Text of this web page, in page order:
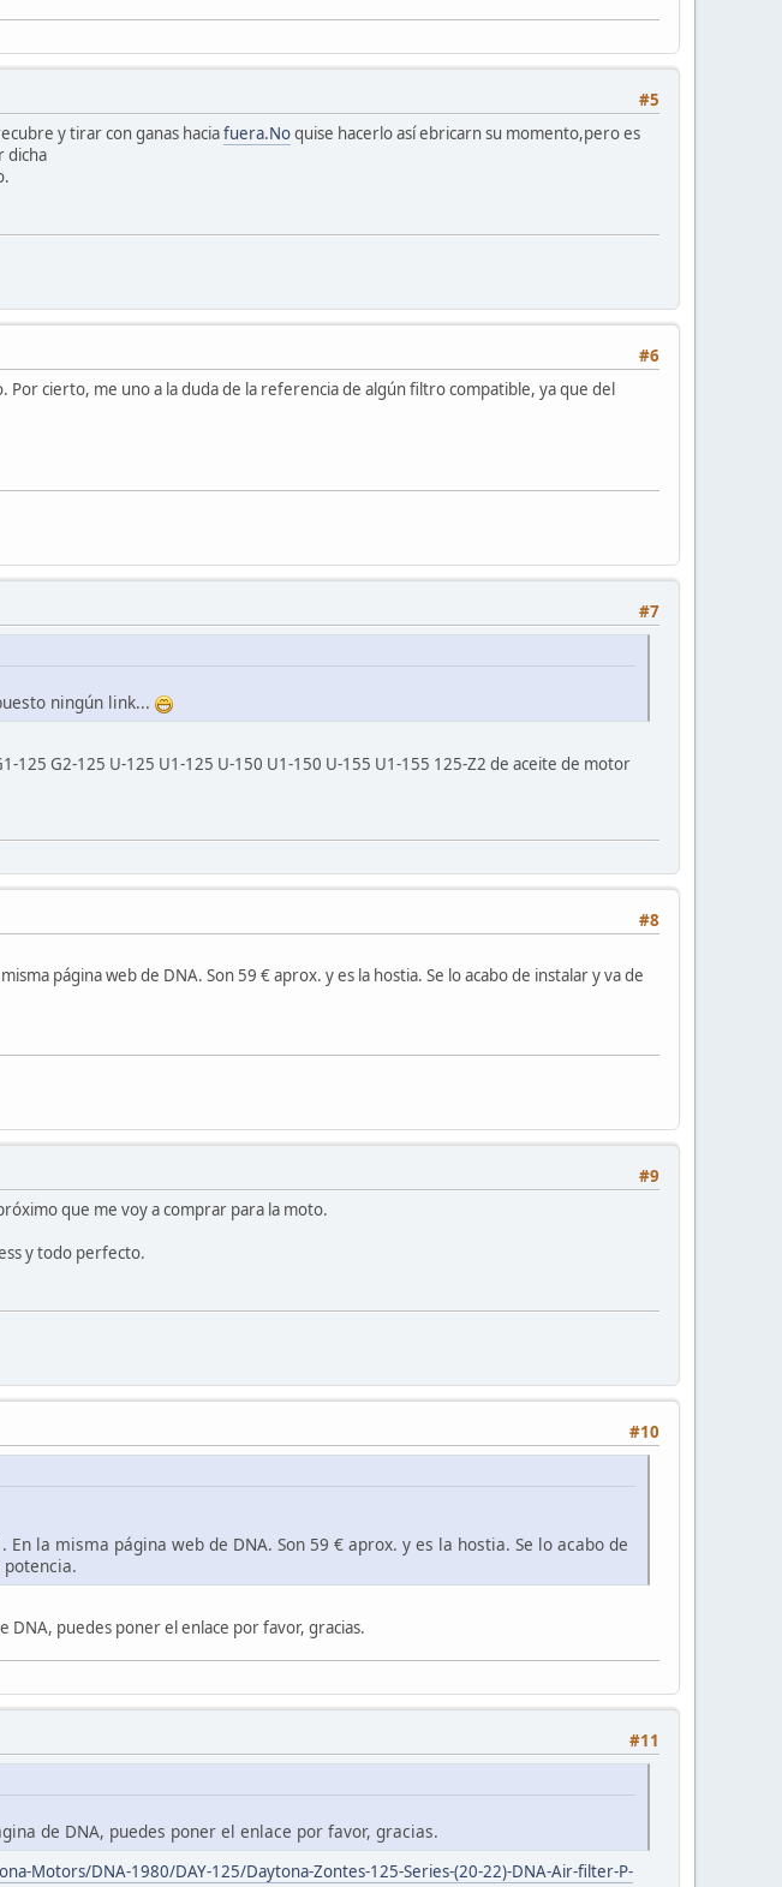
#5
y tirar con ganas haciafuera.Noquise hacerlo así ebricarn su momento,pero es
dicha
#6
cierto, me uno a la duda de la referencia de algún filtro compatible, ya que del
#7
ningún link...
125 G2-125 U-125 U1-125 U-150 U1-150 U-155 U1-155 125-Z2 de aceite de motor
#8
página web de DNA. Son 59 € aprox. y es la hostia. Se lo acabo de instalar y va de
#9
que me voy a comprar para la moto.
y todo perfecto.
#10
la misma página web de DNA. Son 59 € aprox. y es la hostia. Se lo acabo de
DNA, puedes poner el enlace por favor, gracias.
#11
de DNA, puedes poner el enlace por favor, gracias.
Motors/DNA-1980/DAY-125/Daytona-Zontes-125-Series-(20-22)-DNA-Air-filter-P-